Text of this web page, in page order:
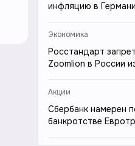
инфляцию в
Экономика
Росстандарт
Zoomlion в России
Акции
Сбербанк намерен
банкротстве